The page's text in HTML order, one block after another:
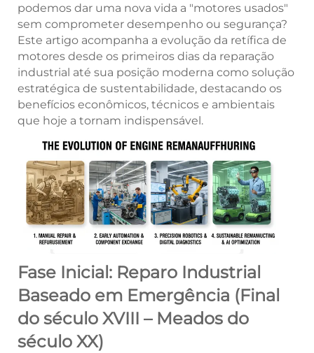
podemos dar uma nova vida a "motores usados"
sem comprometer desempenho ou segurança?
Este artigo acompanha a evolução da retífica de
motores desde os primeiros dias da reparação
industrial até sua posição moderna como solução
estratégica de sustentabilidade, destacando os
benefícios econômicos, técnicos e ambientais
que hoje a tornam indispensável.
Fase Inicial: Reparo Industrial
Baseado em Emergência (Final
do século XVIII – Meados do
século XX)